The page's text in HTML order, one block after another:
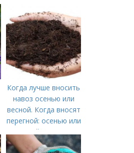
Когда лучше вносить
навоз осенью или
весной. Когда вносят
перегной: осенью или
весной, правила
внесения удобрений